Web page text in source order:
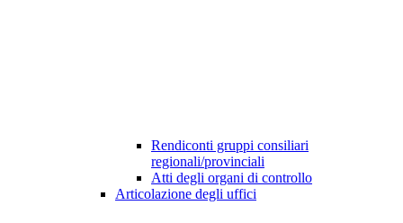
Rendiconti gruppi consiliari
regionali/provinciali
Atti degli organi di controllo
Articolazione degli uffici